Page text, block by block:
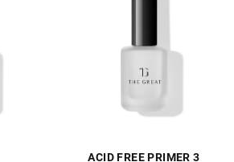
ACID FREE PRIMER 3